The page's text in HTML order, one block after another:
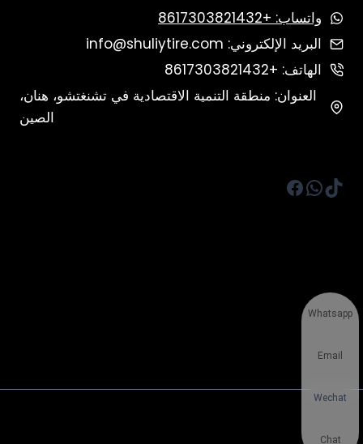
واتساب: +8617303821432
البريد الإلكتروني: info@shuliytire.com
الهاتف: +8617303821432
العنوان: منطقة التنمية الاقتصادية في تشنغتشو، هنان،
الصين
تيك توكواتساب
فيسبوك
Whatsapp
Email
Wechat
Chat